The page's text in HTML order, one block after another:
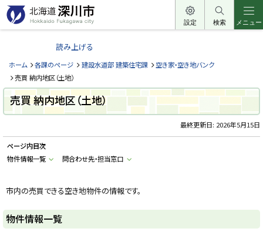
本
文
へ
ー
北
道
深
川
市
H
k
a
d
u
k
g
a
w
設定 検索 メニュー
読み上げる
ホーム 各課のページ 建設水道部 建築住宅課
空き家・空き地バンク
売買 納内地区（土地）
売買 納内地区（土地）
最終更新日: 2026年5月15日
ページ内目次
物件情報一覧
問合わせ先・担当窓口
市内の売買できる空き地物件の情報です。
物件情報一覧